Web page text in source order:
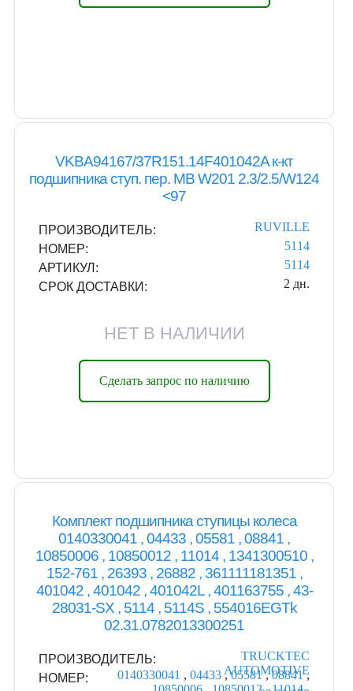
VKBA94167/37R151.14F401042A к-кт
подшипника ступ. пер. MB W201 2.3/2.5/W124
<97
ПРОИЗВОДИТЕЛЬ:
RUVILLE
НОМЕР:
5114
АРТИКУЛ:
5114
СРОК ДОСТАВКИ:
2 дн.
НЕТ В НАЛИЧИИ
Сделать запрос по наличию
Комплект подшипника ступицы колеса
0140330041 , 04433 , 05581 , 08841 ,
10850006 , 10850012 , 11014 , 1341300510 ,
152-761 , 26393 , 26882 , 361111181351 ,
401042 , 401042 , 401042L , 401163755 , 43-
28031-SX , 5114 , 5114S , 554016EGTk
02.31.0782013300251
ПРОИЗВОДИТЕЛЬ:
TRUCKTEC
AUTOMOTIVE
НОМЕР: 0140330041 ,04433,05581,08841,